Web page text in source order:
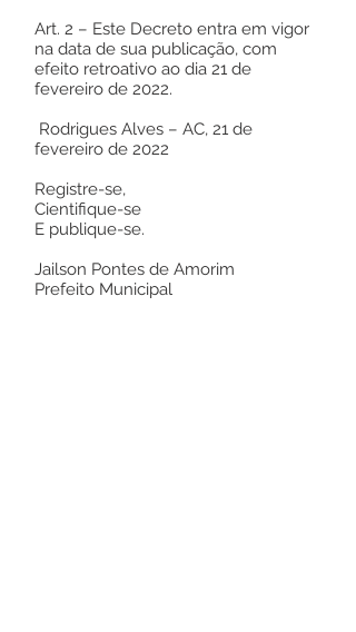
Art. 2 – Este Decreto entra em vigor
na data de sua publicação, com
efeito retroativo ao dia 21 de
fevereiro de 2022.
Rodrigues Alves – AC, 21 de
fevereiro de 2022
Registre-se,
Cientifique-se
E publique-se.
Jailson Pontes de Amorim
Prefeito Municipal